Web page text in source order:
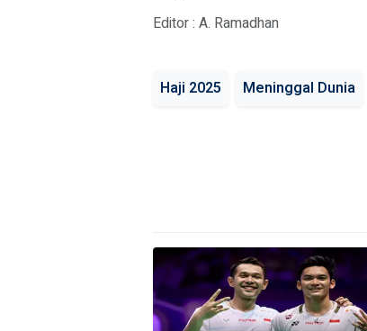
Editor : A. Ramadhan
Haji 2025 Meninggal Dunia